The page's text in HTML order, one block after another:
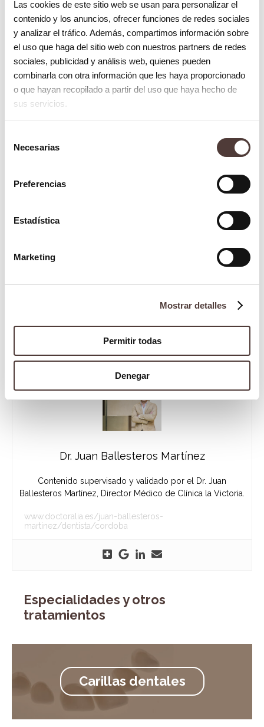
Las cookies de este sitio web se usan para personalizar el
contenido y los anuncios, ofrecer funciones de redes sociales
y analizar el tráfico. Además, compartimos información sobre
el uso que haga del sitio web con nuestros partners de redes
sociales, publicidad y análisis web, quienes pueden
combinarla con otra información que les haya proporcionado
o que hayan recopilado a partir del uso que haya hecho de
sus servicios.
Necesarias
Preferencias
Estadística
Marketing
Mostrar detalles
Permitir todas
Denegar
Uno de los factores que pueden ayudar a
que prolifere la bacteria productora de
caries es la mala higiene bucal. Una
persona que no se cepilla adecuadamente
o no utiliza la seda dental puede aumentar
ambiente adecuado para que actúen y se
herencia genética que puede aumentar la
prevalente en la población adulta e infantil.
Es imprescindible conocer más de ella y
llevar a cabo las recomendaciones
sanitarias para evitarla a tiempo.
Dr. Juan Ballesteros Martínez
Contenido supervisado y validado por el Dr. Juan
Ballesteros Martínez, Director Médico de Clínica la Victoria.
www.doctoralia.es/juan-ballesteros-
martinez/dentista/cordoba
Especialidades y otros
tratamientos
Carillas dentales